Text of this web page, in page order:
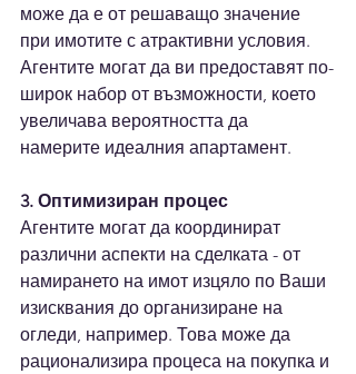
може да е от решаващо значение
при имотите с атрактивни условия.
Агентите могат да ви предоставят по-
широк набор от възможности, което
увеличава вероятността да
намерите идеалния апартамент.
3. Оптимизиран процес
Агентите могат да координират
различни аспекти на сделката - от
намирането на имот изцяло по Ваши
изисквания до организиране на
огледи, например. Това може да
рационализира процеса на покупка и